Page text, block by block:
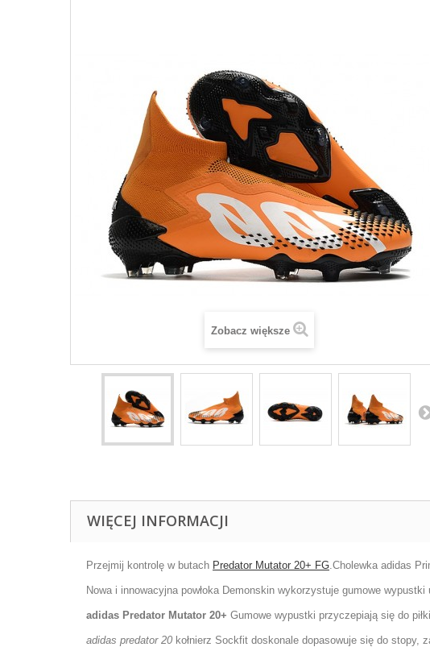
Zobacz większe
WIĘCEJ INFORMACJI
Przejmij kontrolę w butach Predator Mutator 20+ FG.Cholewka adidas
Nowa i innowacyjna powłoka Demonskin wykorzystuje gumowe
adidas Predator Mutator 20+ Gumowe wypustki przyczepiają się do
adidas predator 20 kołnierz Sockfit doskonale dopasowuje się do stopy,